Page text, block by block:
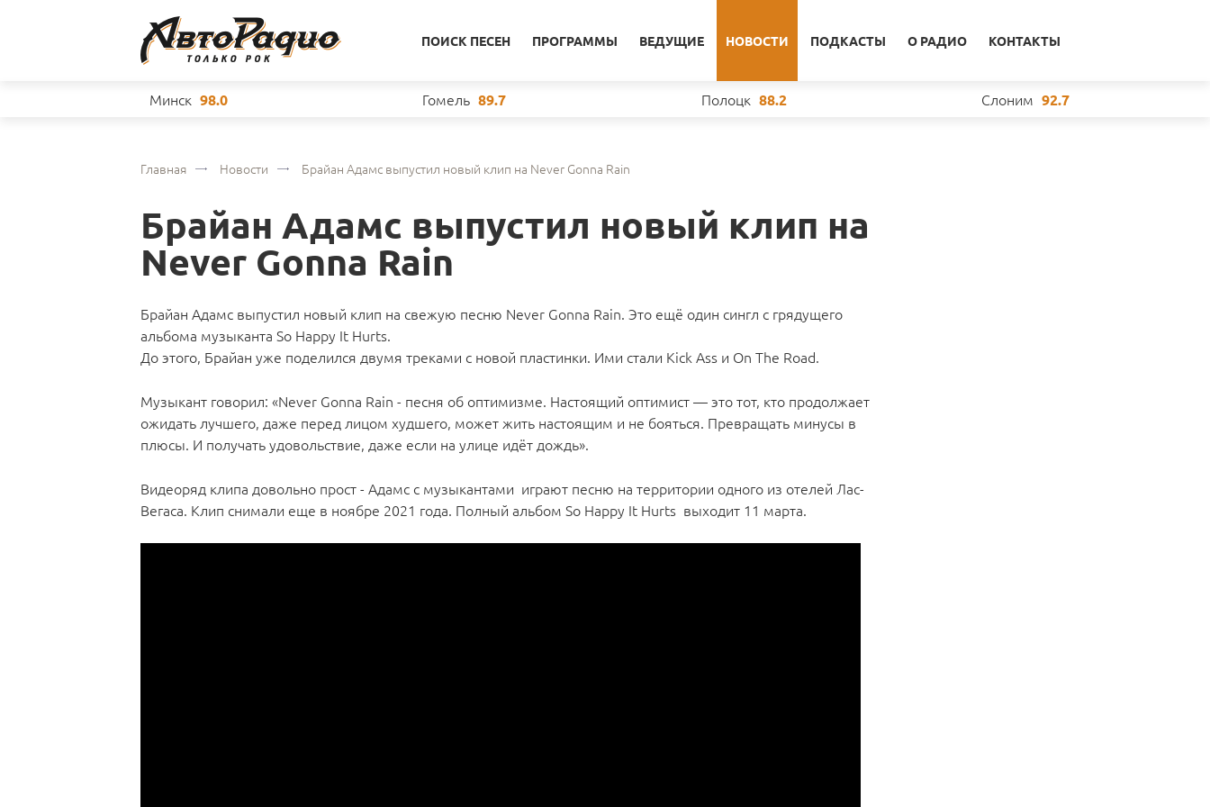
ПОИСК ПЕСЕН ПРОГРАММЫ ВЕДУЩИЕ НОВОСТИ ПОДКАСТЫ О РАДИО КОНТАКТЫ
Минск 98.0 Гомель 89.7 Полоцк 88.2 Слоним 92.7
Главная Новости Брайан Адамс выпустил новый клип на Never Gonna Rain
Брайан Адамс выпустил новый клип на
Never Gonna Rain
Брайан Адамс выпустил новый клип на свежую песню Never Gonna Rain. Это ещё один сингл с грядущего
альбома музыканта So Happy It Hurts.
До этого, Брайан уже поделился двумя треками с новой пластинки. Ими стали Kick Ass и On The Road.
Музыкант говорил: «Never Gonna Rain - песня об оптимизме. Настоящий оптимист — это тот, кто продолжает
ожидать лучшего, даже перед лицом худшего, может жить настоящим и не бояться. Превращать минусы в
плюсы. И получать удовольствие, даже если на улице идёт дождь».
Видеоряд клипа довольно прост - Адамс с музыкантами играют песню на территории одного из отелей Лас-
Вегаса. Клип снимали еще в ноябре 2021 года. Полный альбом So Happy It Hurts выходит 11 марта.